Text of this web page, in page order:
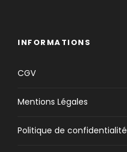
INFORMATIONS
CGV
Mentions Légales
Politique de confidentialité